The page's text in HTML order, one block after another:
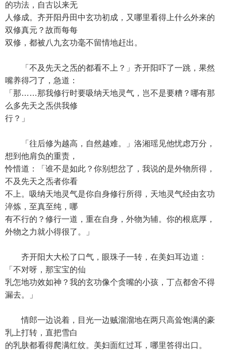
的功法，自古以来无
人修成。齐开阳丹田中玄功初成，又哪里看得上什么外来的
双修真元？故而每每
双修，都被八九玄功毫不留情地赶出。
「不及先天之炁的都看不上？」齐开阳吓了一跳，果然
嘴养得刁了，急道：
「那……那我修行时要吸纳天地灵气，岂不是要糟？哪有那
么多先天之炁供我修
行？」
「往后修为越高，自然越难。」洛湘瑶见他忧虑万分，
想到他肩负的重责，
怜惜道：「谁不是如此？你别想岔了，我说的是外物所得，
不及先天之炁者你看
不上。吸纳天地灵气是你自身修行所得，天地灵气经由玄功
淬炼，至真至纯，哪
有不行的？修行一道，重在自身，外物为辅。你的根底厚，
外物之力就小得很了。」
齐开阳大大松了口气，眼珠子一转，在美妇耳边道：
「不对呀，那宝宝的仙
乳怎地功效如神？我的玄功像个贪嘴的小孩，丁点都舍不得
漏去。」
情郎一边说着，目光一边贼溜溜地在两只高耸饱满的豪
乳上打转，直把雪白
的乳肤都看得爬满红纹。美妇面红过耳，哪里答得出口。